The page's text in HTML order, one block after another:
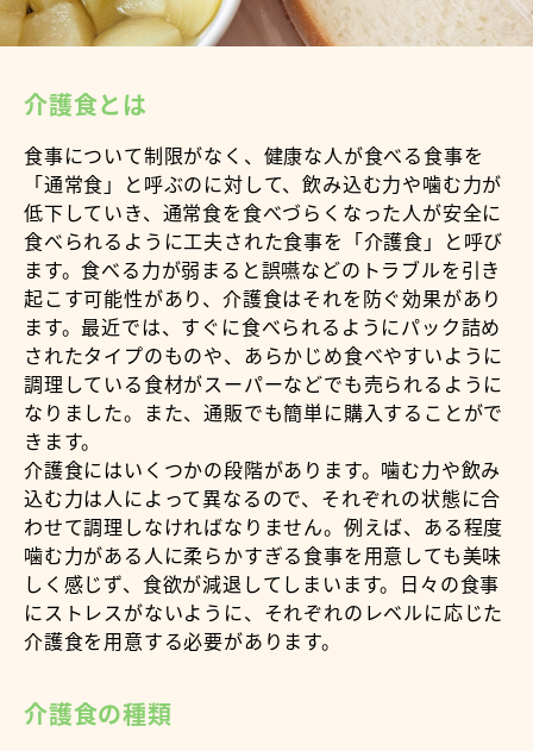
介護食とは
食事について制限がなく、健康な人が食べる食事を
「通常食」と呼ぶのに対して、飲み込む力や噛む力が
低下していき、通常食を食べづらくなった人が安全に
食べられるように工夫された食事を「介護食」と呼び
ます。食べる力が弱まると誤嚥などのトラブルを引き
起こす可能性があり、介護食はそれを防ぐ効果があり
ます。最近では、すぐに食べられるようにパック詰め
されたタイプのものや、あらかじめ食べやすいように
調理している食材がスーパーなどでも売られるように
なりました。また、通販でも簡単に購入することがで
きます。
介護食にはいくつかの段階があります。噛む力や飲み
込む力は人によって異なるので、それぞれの状態に合
わせて調理しなければなりません。例えば、ある程度
噛む力がある人に柔らかすぎる食事を用意しても美味
しく感じず、食欲が減退してしまいます。日々の食事
にストレスがないように、それぞれのレベルに応じた
介護食を用意する必要があります。
介護食の種類